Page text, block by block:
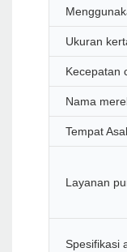
Ukuran
Kecepatan
Nama
Tempat
Layanan
Spesifikasi